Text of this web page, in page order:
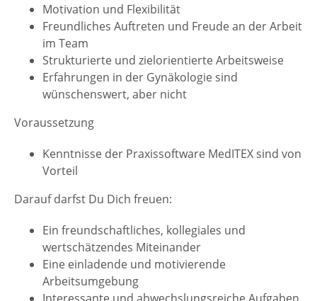
Motivation und Flexibilität
Freundliches Auftreten und Freude an der Arbeit
im Team
Strukturierte und zielorientierte Arbeitsweise
Erfahrungen in der Gynäkologie sind
wünschenswert, aber nicht
Voraussetzung
Kenntnisse der Praxissoftware MedITEX sind von
Vorteil
Darauf darfst Du Dich freuen:
Ein freundschaftliches, kollegiales und
wertschätzendes Miteinander
Eine einladende und motivierende
Arbeitsumgebung